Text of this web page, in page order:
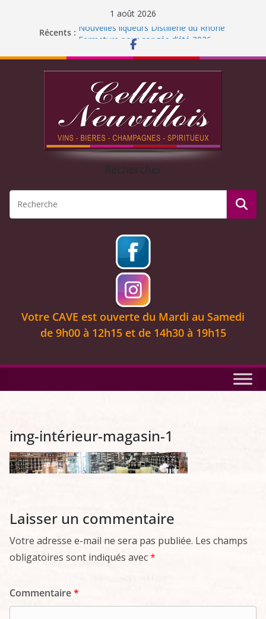
1 août 2026
Récents : Nouvelles liqueurs Distillerie du Rhône
Fermeture pour congés d’été 2026
Liqueur Jacoulot : nouveau parfum!
Rechercher
Votre CAVE est ouverte du Mardi au Samedi
de 9h00 à 12h15 et de 14h30 à 19h15
img-intérieur-magasin-1
Laisser un commentaire
Votre adresse e-mail ne sera pas publiée. Les champs
obligatoires sont indiqués avec*
Commentaire*